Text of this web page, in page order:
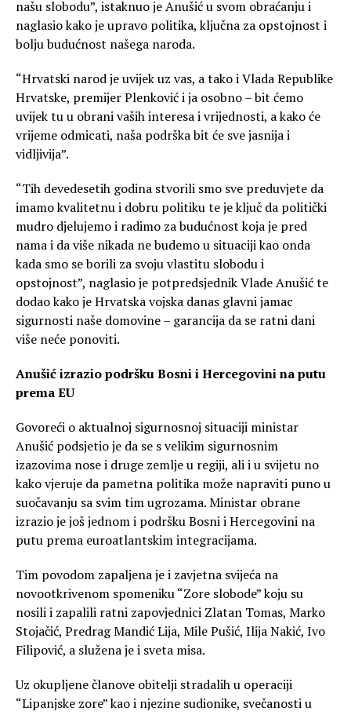
našu slobodu”, istaknuo je Anušić u svom obraćanju i
naglasio kako je upravo politika, ključna za opstojnost i
bolju budućnost našega naroda.
“Hrvatski narod je uvijek uz vas, a tako i Vlada Republike
Hrvatske, premijer Plenković i ja osobno – bit ćemo
uvijek tu u obrani vaših interesa i vrijednosti, a kako će
vrijeme odmicati, naša podrška bit će sve jasnija i
vidljivija”.
“Tih devedesetih godina stvorili smo sve preduvjete da
imamo kvalitetnu i dobru politiku te je ključ da politički
mudro djelujemo i radimo za budućnost koja je pred
nama i da više nikada ne budemo u situaciji kao onda
kada smo se borili za svoju vlastitu slobodu i
opstojnost”, naglasio je potpredsjednik Vlade Anušić te
dodao kako je Hrvatska vojska danas glavni jamac
sigurnosti naše domovine – garancija da se ratni dani
više neće ponoviti.
Anušić izrazio podršku Bosni i Hercegovini na putu
prema EU
Govoreći o aktualnoj sigurnosnoj situaciji ministar
Anušić podsjetio je da se s velikim sigurnosnim
izazovima nose i druge zemlje u regiji, ali i u svijetu no
kako vjeruje da pametna politika može napraviti puno u
suočavanju sa svim tim ugrozama. Ministar obrane
izrazio je još jednom i podršku Bosni i Hercegovini na
putu prema euroatlantskim integracijama.
Tim povodom zapaljena je i zavjetna svijeća na
novootkrivenom spomeniku “Zore slobode” koju su
nosili i zapalili ratni zapovjednici Zlatan Tomas, Marko
Stojačić, Predrag Mandić Lija, Mile Pušić, Ilija Nakić, Ivo
Filipović, a služena je i sveta misa.
Uz okupljene članove obitelji stradalih u operaciji
“Lipanjske zore” kao i njezine sudionike, svečanosti u